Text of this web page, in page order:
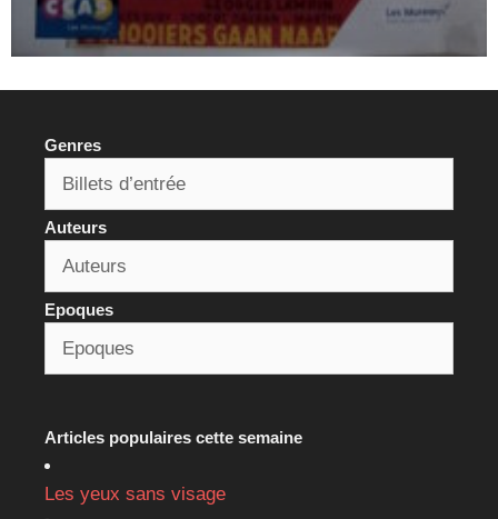
Genres
Auteurs
Epoques
Articles populaires cette semaine
Les yeux sans visage